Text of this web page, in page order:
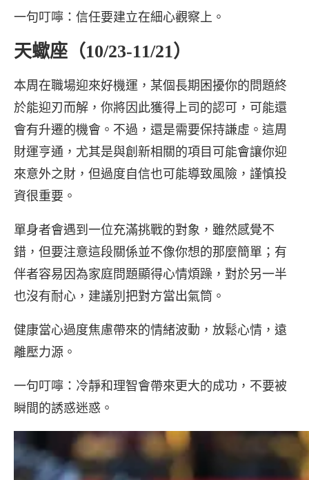
一句叮嚀：信任要建立在細心觀察上。
天蠍座（10/23-11/21）
本周在職場迎來好機運，某個長期困擾你的問題終
於能迎刃而解，你將因此獲得上司的認可，可能還
會有升遷的機會。不過，還是需要保持謙虛。這周
財運亨通，尤其是與創新相關的項目可能會讓你迎
來意外之財，但過度自信也可能導致風險，謹慎投
資很重要。
單身者會遇到一位充滿挑戰的對象，雖然感覺不
錯，但要注意這段關係並不像你想的那麼簡單；有
伴者容易因為家庭問題顯得心情煩躁，對於另一半
也沒有耐心，建議別把對方當出氣筒。
健康當心過度焦慮帶來的情緒波動，放鬆心情，遠
離壓力源。
一句叮嚀：冷靜和理智會帶來更大的成功，不要被
瞬間的誘惑迷惑。